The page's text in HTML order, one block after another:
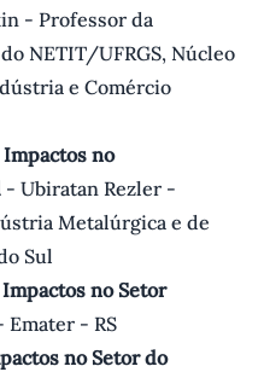
- Professor da
NETIT/UFRGS, Núcleo
e Comércio
no
- Ubiratan Rezler -
Metalúrgica e de
Sul
no Setor
- RS
no Setor do